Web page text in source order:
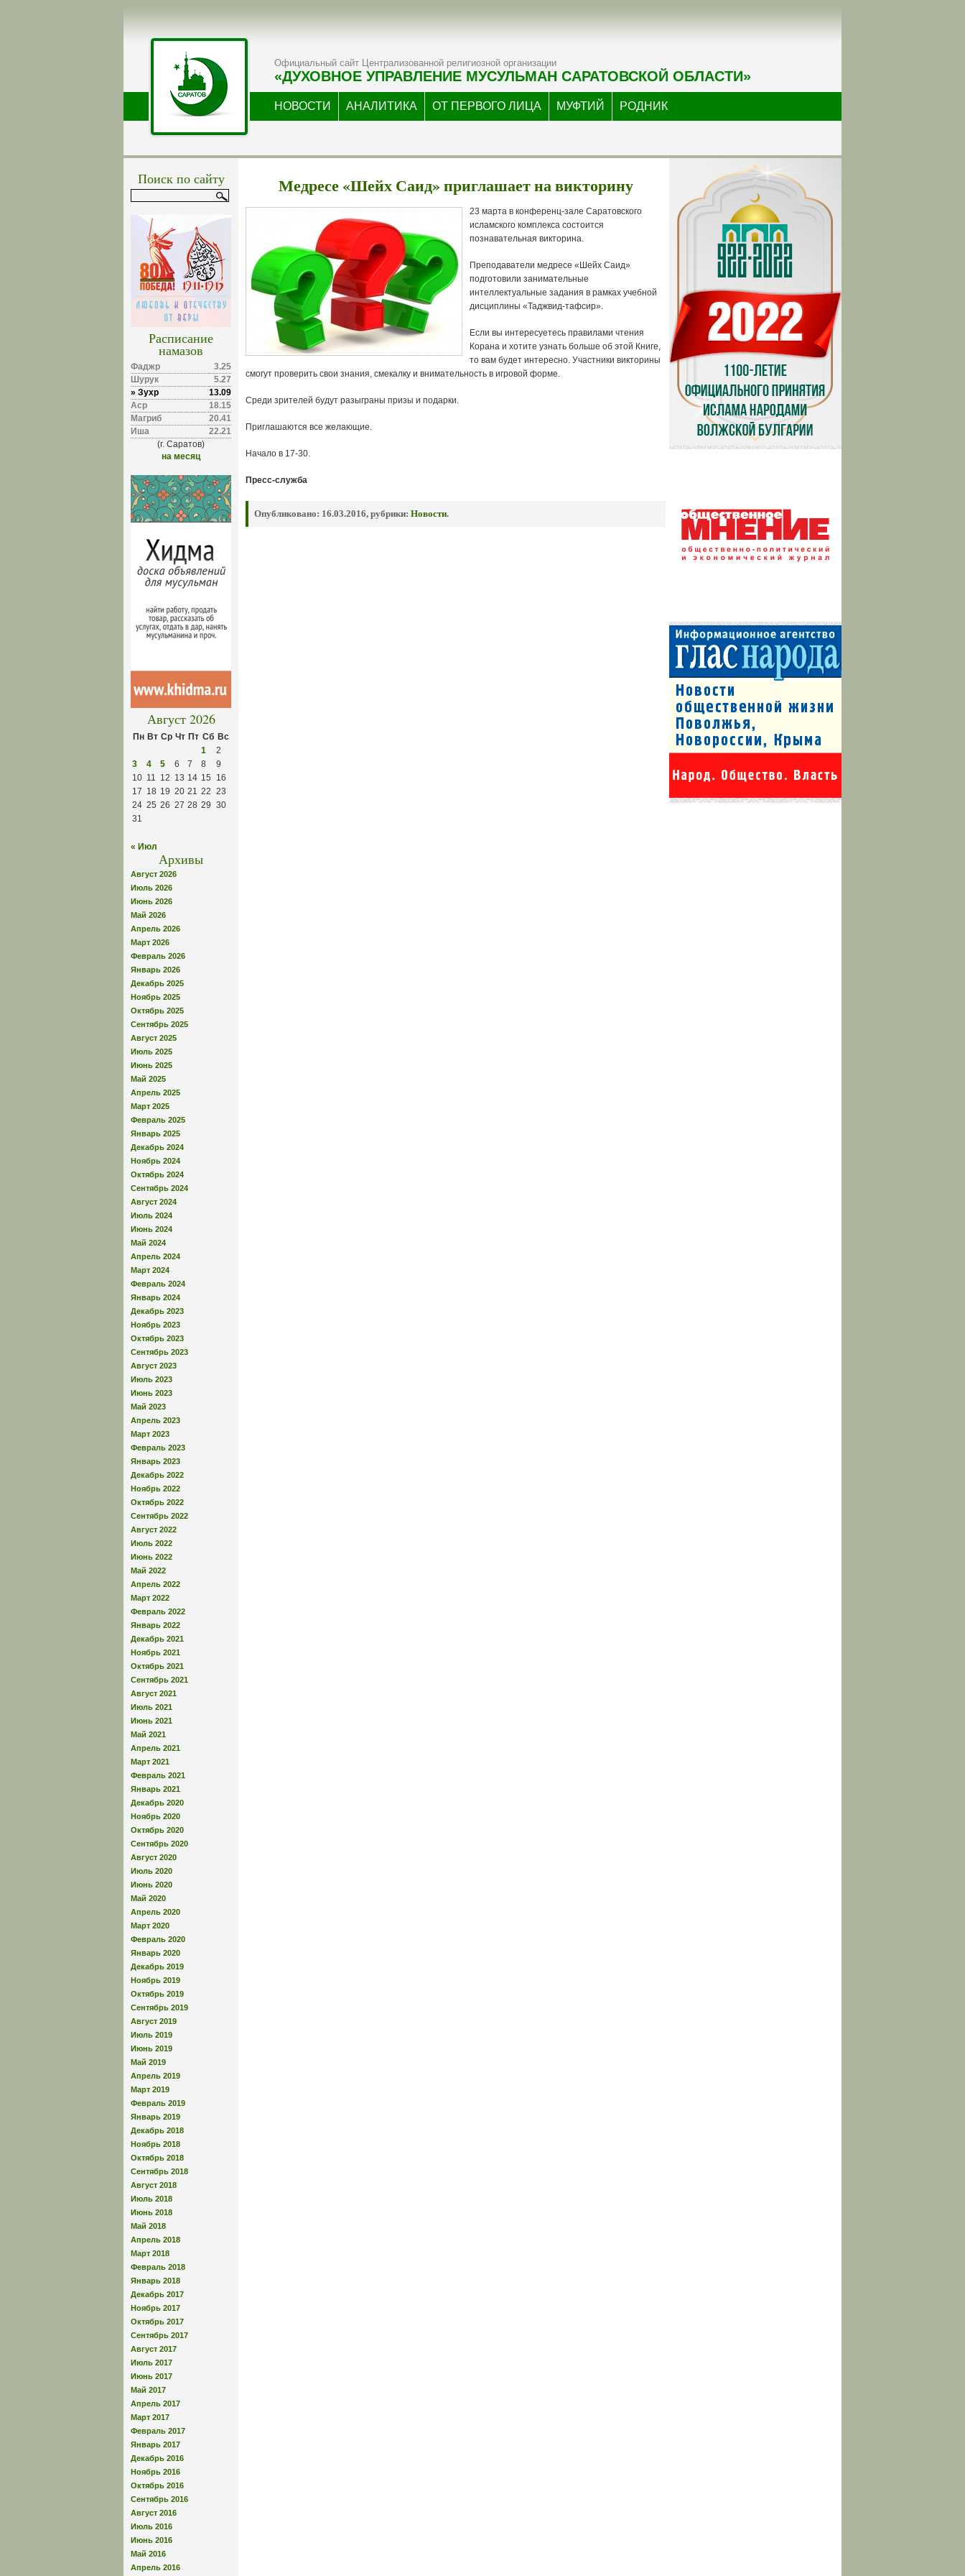
Официальный сайт Централизованной религиозной организации
«ДУХОВНОЕ УПРАВЛЕНИЕ МУСУЛЬМАН САРАТОВСКОЙ ОБЛАСТИ»
НОВОСТИ АНАЛИТИКА ОТ ПЕРВОГО ЛИЦА МУФТИЙ РОДНИК
Поиск по сайту
Расписание
намазов
Фаджр
3.25
Шурук
5.27
» Зухр
13.09
Аср
18.15
Магриб
20.41
Иша
22.21
(г. Саратов)
на месяц
Август 2026
Пн Вт Ср Чт Пт Сб Вс
1
2
3
4 5 6 7 8
9
10 11 12 13 14 15
16
17 18 19 20 21 22 23
24 25 26 27 28 29 30
31
« Июл
Архивы
Август 2026
Июль 2026
Июнь 2026
Май 2026
Апрель 2026
Март 2026
Февраль 2026
Январь 2026
Декабрь 2025
Ноябрь 2025
Октябрь 2025
Сентябрь 2025
Август 2025
Июль 2025
Июнь 2025
Май 2025
Апрель 2025
Март 2025
Февраль 2025
Январь 2025
Декабрь 2024
Ноябрь 2024
Октябрь 2024
Сентябрь 2024
Август 2024
Июль 2024
Июнь 2024
Май 2024
Апрель 2024
Март 2024
Февраль 2024
Январь 2024
Декабрь 2023
Ноябрь 2023
Октябрь 2023
Сентябрь 2023
Август 2023
Июль 2023
Июнь 2023
Май 2023
Апрель 2023
Март 2023
Февраль 2023
Январь 2023
Декабрь 2022
Ноябрь 2022
Октябрь 2022
Сентябрь 2022
Август 2022
Июль 2022
Июнь 2022
Май 2022
Апрель 2022
Март 2022
Февраль 2022
Январь 2022
Декабрь 2021
Ноябрь 2021
Октябрь 2021
Сентябрь 2021
Август 2021
Июль 2021
Июнь 2021
Май 2021
Апрель 2021
Март 2021
Февраль 2021
Январь 2021
Декабрь 2020
Ноябрь 2020
Октябрь 2020
Сентябрь 2020
Август 2020
Июль 2020
Июнь 2020
Май 2020
Апрель 2020
Март 2020
Февраль 2020
Январь 2020
Декабрь 2019
Ноябрь 2019
Октябрь 2019
Сентябрь 2019
Август 2019
Июль 2019
Июнь 2019
Май 2019
Апрель 2019
Март 2019
Февраль 2019
Январь 2019
Декабрь 2018
Ноябрь 2018
Октябрь 2018
Сентябрь 2018
Август 2018
Июль 2018
Июнь 2018
Май 2018
Апрель 2018
Март 2018
Февраль 2018
Январь 2018
Декабрь 2017
Ноябрь 2017
Октябрь 2017
Сентябрь 2017
Август 2017
Июль 2017
Июнь 2017
Май 2017
Апрель 2017
Март 2017
Февраль 2017
Январь 2017
Декабрь 2016
Ноябрь 2016
Октябрь 2016
Сентябрь 2016
Август 2016
Июль 2016
Июнь 2016
Май 2016
Апрель 2016
Медресе «Шейх Саид» приглашает на викторину
23 марта в конференц-зале Саратовского
исламского комплекса состоится
познавательная викторина.
Преподаватели медресе «Шейх Саид»
подготовили занимательные
интеллектуальные задания в рамках учебной
дисциплины «Таджвид-тафсир».
Если вы интересуетесь правилами чтения
Корана и хотите узнать больше об этой Книге,
то вам будет интересно. Участники викторины
смогут проверить свои знания, смекалку и внимательность в игровой форме.
Среди зрителей будут разыграны призы и подарки.
Приглашаются все желающие.
Начало в 17-30.
Пресс-служба
Опубликовано: 16.03.2016, рубрики: Новости.